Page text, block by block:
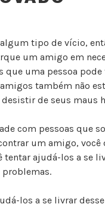
tipo de vício,
um amigo em
uma pessoa pode
também não
de seus maus
com pessoas que
um amigo, você
tentar ajudá-los a se
problemas.
los a se livrar